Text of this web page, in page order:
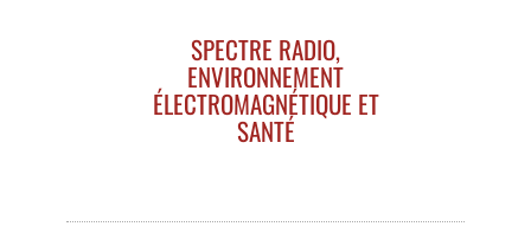
SPECTRE RADIO,
ENVIRONNEMENT
ÉLECTROMAGNÉTIQUE ET
SANTÉ